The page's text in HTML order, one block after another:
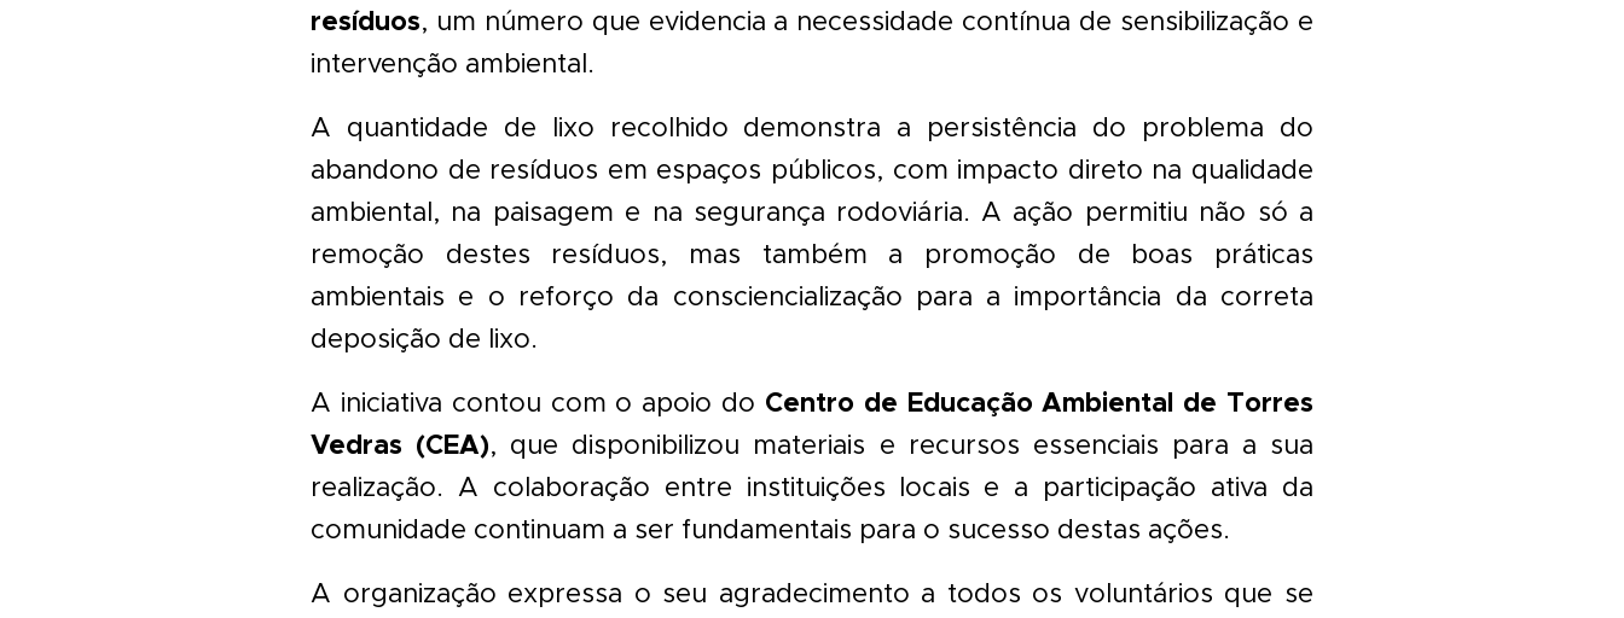
resíduos, um número que evidencia a necessidade contínua de sensibilização e
intervenção ambiental.
A quantidade de lixo recolhido demonstra a persistência do problema do
abandono de resíduos em espaços públicos, com impacto direto na qualidade
ambiental, na paisagem e na segurança rodoviária. A ação permitiu não só a
remoção destes resíduos, mas também a promoção de boas práticas
ambientais e o reforço da consciencialização para a importância da correta
deposição de lixo.
A iniciativa contou com o apoio do Centro de Educação Ambiental de Torres
Vedras (CEA), que disponibilizou materiais e recursos essenciais para a sua
realização. A colaboração entre instituições locais e a participação ativa da
comunidade continuam a ser fundamentais para o sucesso destas ações.
A organização expressa o seu agradecimento a todos os voluntários que se